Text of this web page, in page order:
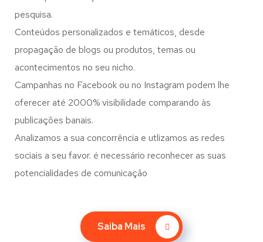
pesquisa.
Conteúdos personalizados e temáticos, desde
propagação de blogs ou produtos, temas ou
acontecimentos no seu nicho.
Campanhas no Facebook ou no Instagram podem lhe
oferecer até 2000% visibilidade comparando às
publicações banais.
Analizamos a sua concorrência e utlizamos as redes
sociais a seu favor. é necessário reconhecer as suas
potencialidades de comunicação
Saiba Mais